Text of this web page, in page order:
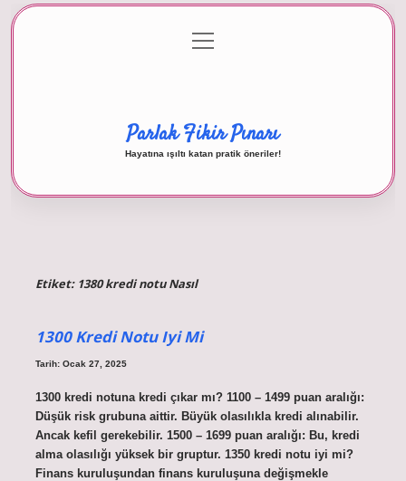
Gizlilik Politikası
menüyü
aç
Parlak Fikir Pınarı
Hayatına ışıltı katan pratik öneriler!
Etiket: 1380 kredi notu Nasıl
1300 Kredi Notu Iyi Mi
Tarih: Ocak 27, 2025
1300 kredi notuna kredi çıkar mı? 1100 – 1499 puan aralığı:
Düşük risk grubuna aittir. Büyük olasılıkla kredi alınabilir.
Ancak kefil gerekebilir. 1500 – 1699 puan aralığı: Bu, kredi
alma olasılığı yüksek bir gruptur. 1350 kredi notu iyi mi?
Finans kuruluşundan finans kuruluşuna değişmekle